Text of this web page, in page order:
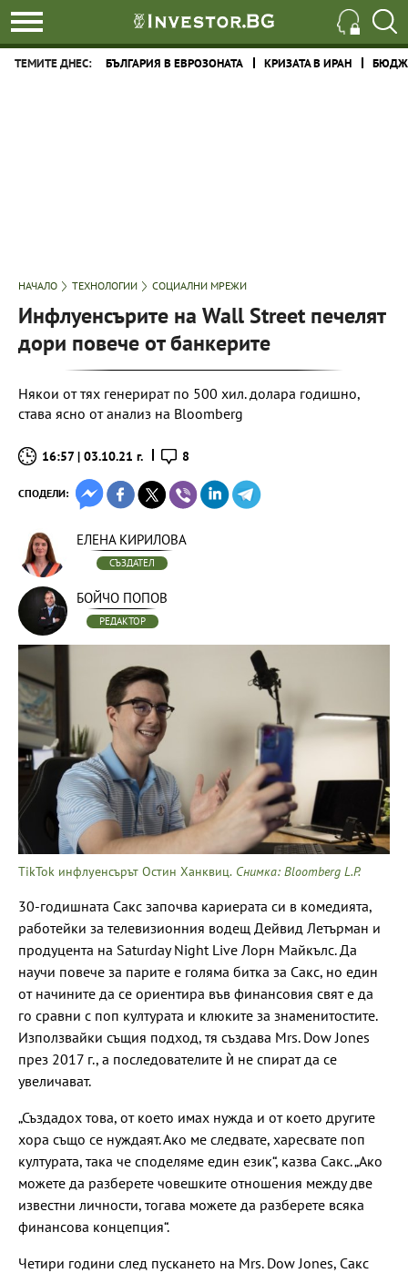
ТЕМИТЕ ДНЕС: БЪЛГАРИЯ В ЕВРОЗОНАТА КРИЗАТА В ИРАН
НАЧАЛО ТЕХНОЛОГИИ СОЦИАЛНИ МРЕЖИ
Инфлуенсърите на Wall Street печелят
дори повече от банкерите
Някои от тях генерират по 500 хил. долара годишно,
става ясно от анализ на Bloomberg
16:57 | 03.10.21 г. 8
СПОДЕЛИ:
ЕЛЕНА КИРИЛОВА
СЪЗДАТЕЛ
БОЙЧО ПОПОВ
РЕДАКТОР
TikTok инфлуенсърът Остин Ханквиц. Снимка: Bloomberg L.P.
30-годишната Сакс започва кариерата си в комедията,
работейки за телевизионния водещ Дейвид Летърман и
продуцента на Saturday Night Live Лорн Майкълс. Да
научи повече за парите е голяма битка за Сакс, но един
от начините да се ориентира във финансовия свят е да
го сравни с поп културата и клюките за знаменитостите.
Използвайки същия подход, тя създава Mrs. Dow Jones
през 2017 г., а последователите ѝ не спират да се
увеличават.
„Създадох това, от което имах нужда и от което другите
хора също се нуждаят. Ако ме следвате, харесвате поп
културата, така че споделяме един език“, казва Сакс. „Ако
можете да разберете човешките отношения между две
известни личности, тогава можете да разберете всяка
финансова концепция“.
Четири години след пускането на Mrs. Dow Jones, Сакс